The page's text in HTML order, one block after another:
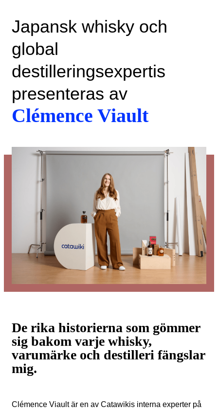
Japansk whisky och
global
destilleringsexpertis
presenteras av
Clémence Viault
De rika historierna som gömmer
sig bakom varje whisky,
varumärke och destilleri fängslar
mig.
Clémence Viault är en av Catawikis interna experter på